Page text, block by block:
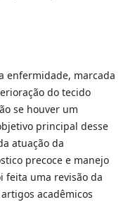
enfermidade, marcada
do tecido
se houver um
principal desse
atuação da
precoce e manejo
feita uma revisão da
acadêmicos